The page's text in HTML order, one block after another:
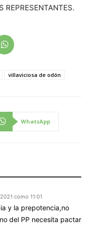
REPRESENTANTES.
villaviciosa de odón
WhatsApp
como 11:01
y la prepotencia,no
del PP necesita pactar